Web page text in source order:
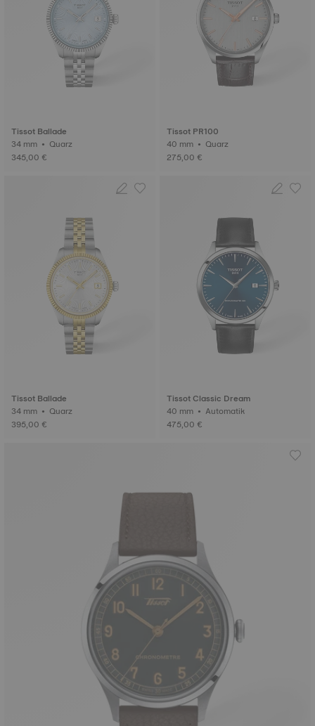
Tissot Ballade
34 mm • Quarz
345,00 €
Tissot PR100
40 mm • Quarz
275,00 €
Tissot Ballade
34 mm • Quarz
395,00 €
Tissot Classic Dream
40 mm • Automatik
475,00 €